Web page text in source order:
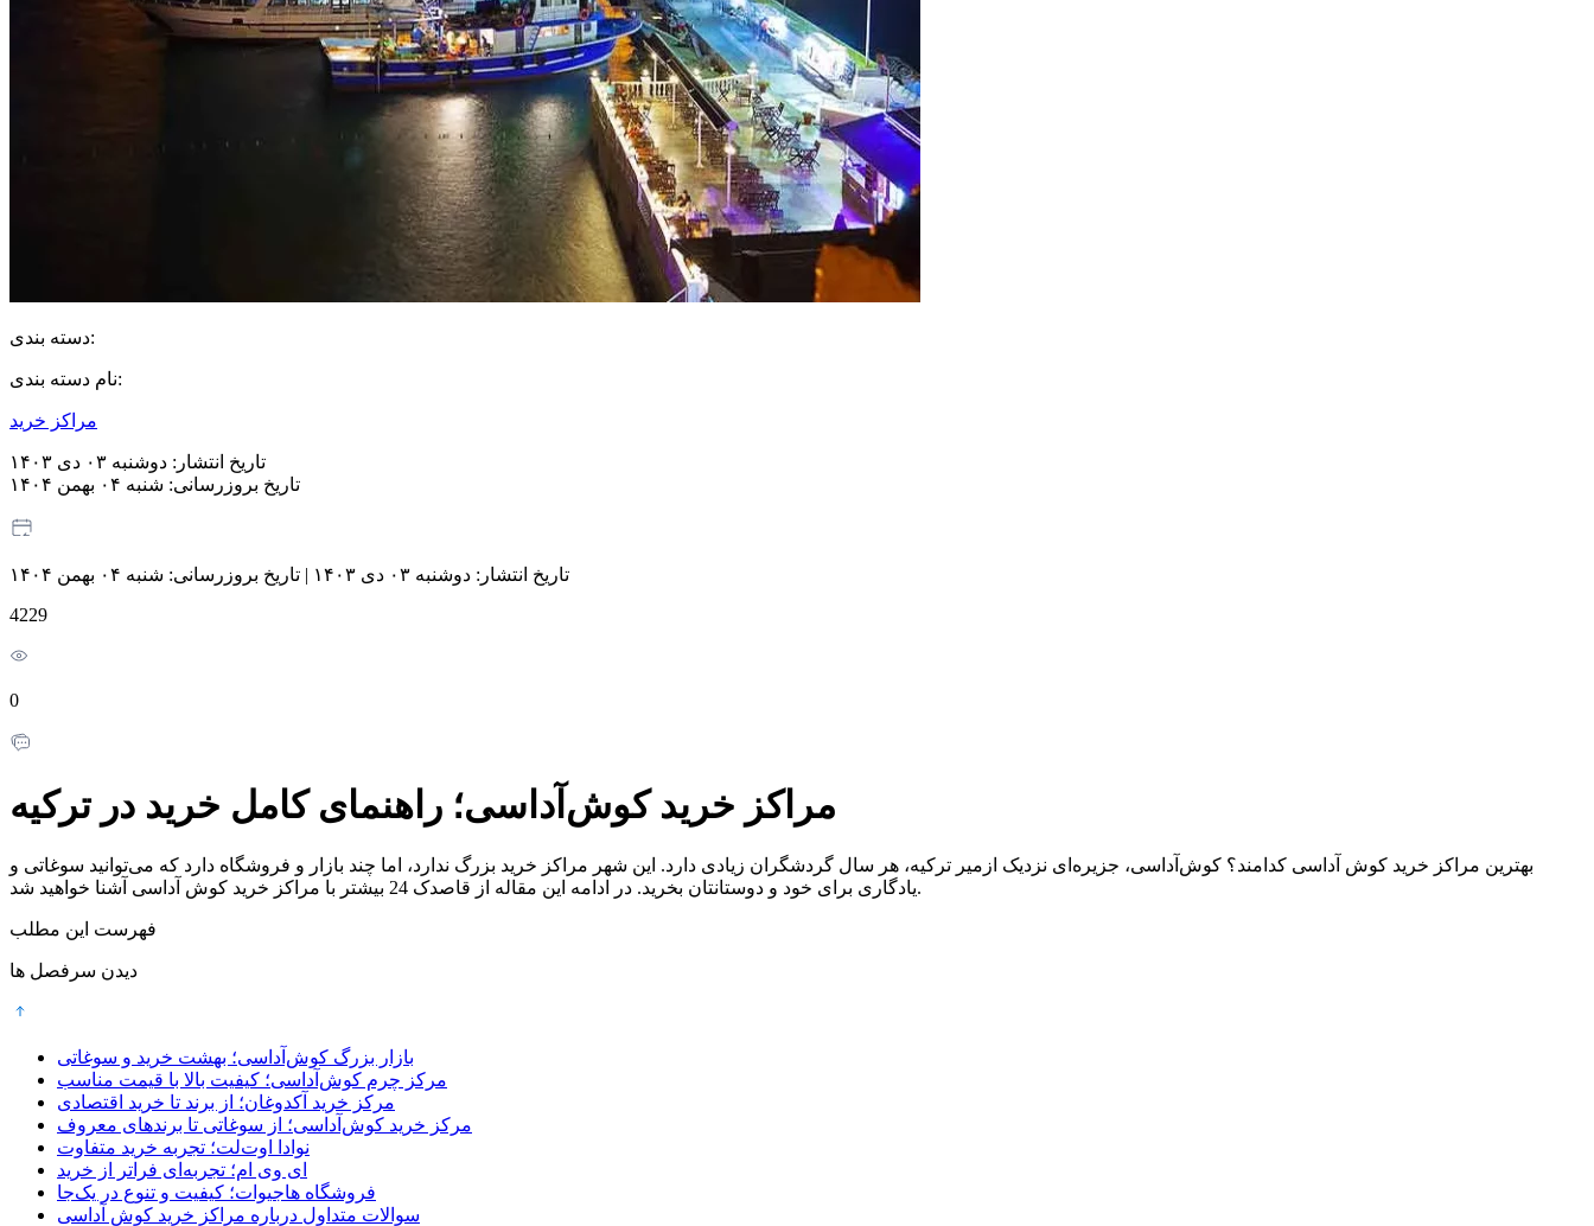
دسته بندی:
نام دسته بندی:
مراکز خرید
تاریخ انتشار: دوشنبه ۰۳ دی ۱۴۰۳
تاریخ بروزرسانی: شنبه ۰۴ بهمن ۱۴۰۴
تاریخ انتشار: دوشنبه ۰۳ دی ۱۴۰۳ | تاریخ بروزرسانی: شنبه ۰۴ بهمن ۱۴۰۴
4229
0
مراکز خرید کوش‌آداسی؛ راهنمای کامل خرید در ترکیه
بهترین مراکز خرید کوش آداسی کدامند؟ کوش‌آداسی، جزیره‌ای نزدیک ازمیر ترکیه، هر سال گردشگران زیادی دارد. این شهر مراکز خرید بزرگ ندارد، اما چند بازار و فروشگاه دارد که می‌توانید سوغاتی و
یادگاری برای خود و دوستانتان بخرید. در ادامه این مقاله از قاصدک 24 بیشتر با مراکز خرید کوش آداسی آشنا خواهید شد.
فهرست این مطلب
دیدن سرفصل ها
بازار بزرگ کوش‌آداسی؛ بهشت خرید و سوغاتی
مرکز چرم کوش‌آداسی؛ کیفیت بالا با قیمت مناسب
مرکز خرید آکدوغان؛ از برند تا خرید اقتصادی
مرکز خرید کوش‌آداسی؛ از سوغاتی تا برندهای معروف
نوادا اوت‌لت؛ تجربه خرید متفاوت
ای وی ام؛ تجربه‌ای فراتر از خرید
فروشگاه هاجیوات؛ کیفیت و تنوع در یک‌جا
سوالات متداول درباره مراکز خرید کوش آداسی